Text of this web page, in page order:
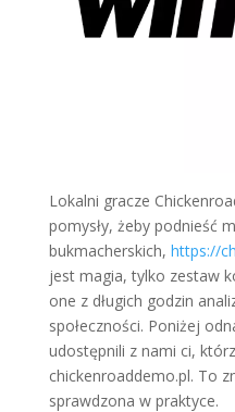
Lokalni gracze
pomysły, żeby podnieść
bukmacherskich, https://
jest magia, tylko zestaw
one z długich godzin
społeczności. Poniżej
udostępnili z nami ci,
chickenroaddemo.pl. To
sprawdzona w praktyce.